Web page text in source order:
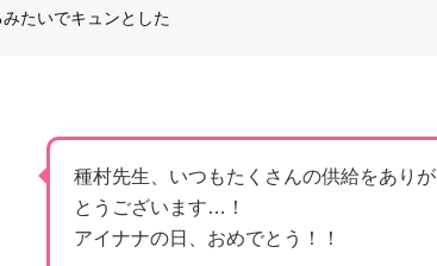
たいでキュンとした
種村先生、いつもたくさんの供給をありが
とうございます…！
アイナナの日、おめでとう！！